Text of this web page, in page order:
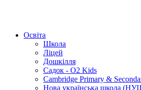
Освіта
Школа
Ліцей
Дошкілля
Садок - O2 Kids
Cambridge Primary &
Нова українська школа